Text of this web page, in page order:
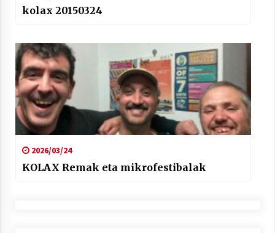
kolax 20150324
2026/03/24
KOLAX Remak eta mikrofestibalak